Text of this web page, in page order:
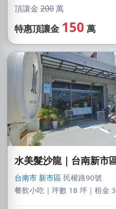
頂讓金 200萬
特惠頂讓金 150 萬
水美髮沙龍｜台南新市
台南市 新市區 民權路90號
餐飲小吃｜坪數 18 坪｜租金